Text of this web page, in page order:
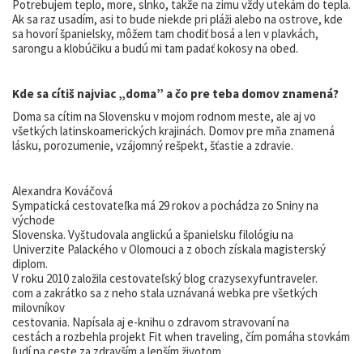
Potrebujem teplo, more, slnko, takže na zimu vždy utekám do tepla.
Ak sa raz usadím, asi to bude niekde pri pláži alebo na ostrove, kde
sa hovorí španielsky, môžem tam chodiť bosá a len v plavkách,
sarongu a klobúčiku a budú mi tam padať kokosy na obed.
Kde sa cítiš najviac „doma” a čo pre teba domov znamená?
Doma sa cítim na Slovensku v mojom rodnom meste, ale aj vo
všetkých latinskoamerických krajinách. Domov pre mňa znamená
lásku, porozumenie, vzájomný rešpekt, šťastie a zdravie.
Alexandra Kováčová
Sympatická cestovateľka má 29 rokov a pochádza zo Sniny na
východe
Slovenska. Vyštudovala anglickú a španielsku filológiu na
Univerzite Palackého v Olomouci a z oboch získala magisterský
diplom.
V roku 2010 založila cestovateľský blog crazysexyfuntraveler.
com a zakrátko sa z neho stala uznávaná webka pre všetkých
milovníkov
cestovania. Napísala aj e-knihu o zdravom stravovaní na
cestách a rozbehla projekt Fit when traveling, čím pomáha stovkám